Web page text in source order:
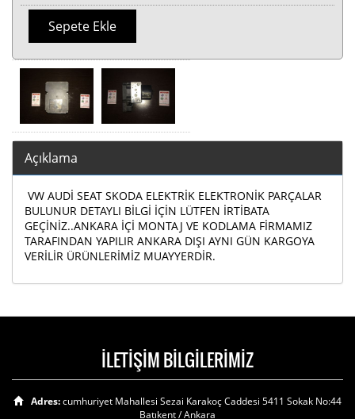
Sepete Ekle
Açıklama
VW AUDİ SEAT SKODA ELEKTRİK ELEKTRONİK PARÇALAR
BULUNUR DETAYLI BİLGİ İÇİN LÜTFEN İRTİBATA
GEÇİNİZ..ANKARA İÇİ MONTAJ VE KODLAMA FİRMAMIZ
TARAFINDAN YAPILIR ANKARA DIŞI AYNI GÜN KARGOYA
VERİLİR ÜRÜNLERİMİZ MUAYYERDİR.
İLETİŞİM BİLGİLERİMİZ
Adres:cumhuriyet Mahallesi Sezai Karakoç Caddesi 5411 Sokak No:44
Batıkent / Ankara